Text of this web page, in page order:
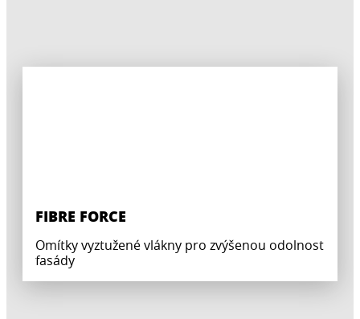
FIBRE FORCE
Omítky vyztužené vlákny pro zvýšenou odolnost
fasády